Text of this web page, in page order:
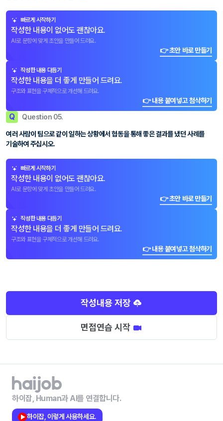
빠르게 시작하기
작성한 내용이 없어도 괜찮아요.
AI로 문항에 맞게 초안을 만들어 드려요.
👉 초안 바로 만들기
작성한 내용 다듬기
작성한 내용을 더 좋게 만들어 드려요.
구조와 표현을 구체적으로 개선해 드려요.
👉 내용 붙여넣고 첨삭하기
Q Question 05.
여러 사람이 팀으로 같이 일하는 상황에서 협동을 통해 좋은 결과를 냈던 사례를
기술하여 주십시오.
빠르게 시작하기
작성한 내용이 없어도 괜찮아요.
AI로 문항에 맞게 초안을 만들어 드려요.
👉 초안 바로 만들기
작성한 내용 다듬기
작성한 내용을 더 좋게 만들어 드려요.
구조와 표현을 구체적으로 개선해 드려요.
👉 내용 붙여넣고 첨삭하기
작성내용 저장
면접연습 시작
하이잡, Human과 AI를 연결합니다.
하이잡, 이렇게 사용하세요.